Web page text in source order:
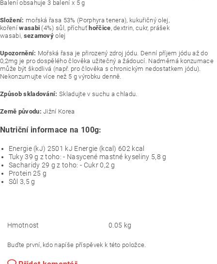
Balení obsahuje 3 balení x 5 g
Složení: mořská řasa 53% (Porphyra tenera), kukuřičný olej,
kořeníwasabi (4%) sůl, příchuť hořčice, dextrin, cukr, prášek
wasabi, sezamový olej
Upozornění: Mořská řasa je přirozený zdroj jódu. Denní příjem jódu až do
0,2mg je pro dospělého člověka užitečný a žádoucí. Nadměrná konzumace
může být škodlivá (např. pro člověka s chronickým nedostatkem jódu).
Nekonzumujte více než 5 g výrobku denně.
Způsob skladování: Skladujte v suchu a chladu.
Země původu: Jižní Korea
Nutriční informace na 100g:
Energie (kJ) 2501 kJ Energie (kcal) 602 kcal
Tuky 39 g z toho: - Nasycené mastné kyseliny 5,8 g
Sacharidy 29 g z toho: - Cukr 0,2 g
Protein 25 g
Sůl 3,5 g
Hmotnost 0.05 kg
Buďte první, kdo napíše příspěvek k této položce.